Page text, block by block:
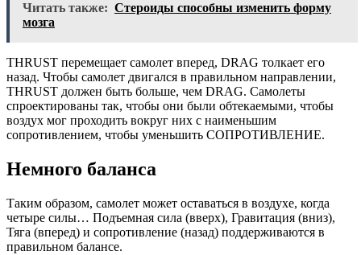
Читать также: Стероиды способны изменить форму
мозга
THRUST перемещает самолет вперед, DRAG толкает его
назад. Чтобы самолет двигался в правильном направлении,
THRUST должен быть больше, чем DRAG. Самолеты
спроектированы так, чтобы они были обтекаемыми, чтобы
воздух мог проходить вокруг них с наименьшим
сопротивлением, чтобы уменьшить СОПРОТИВЛЕНИЕ.
Немного баланса
Таким образом, самолет может оставаться в воздухе, когда
четыре силы… Подъемная сила (вверх), Гравитация (вниз),
Тяга (вперед) и сопротивление (назад) поддерживаются в
правильном балансе.